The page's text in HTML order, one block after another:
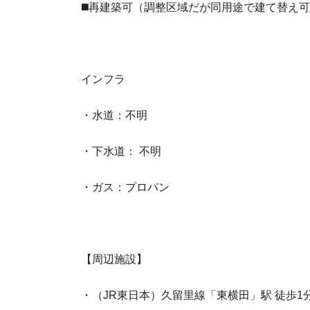
◼️再建築可（調整区域だが同用途で建て替え可
インフラ
・水道：不明
・下水道： 不明
・ガス：プロパン
【周辺施設】
・（JR東日本）久留里線「東横田」駅 徒歩1